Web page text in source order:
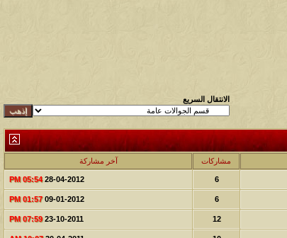
الانتقال السريع
مشاركات آخر مشاركة
6
28-04-2012
05:54 PM
6
09-01-2012
01:57 PM
12
23-10-2011
07:59 PM